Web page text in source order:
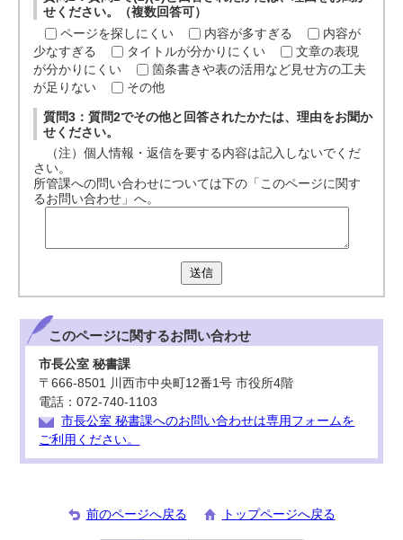
せください。（複数回答可）
ページを探しにくい
内容が多すぎる
内容が
少なすぎる
タイトルが分かりにくい
文章の表現
が分かりにくい
箇条書きや表の活用など見せ方の工夫
が足りない
その他
質問3：質問2でその他と回答されたかたは、理由をお聞か
せください。
（注）個人情報・返信を要する内容は記入しないでくだ
さい。
所管課への問い合わせについては下の「このページに関す
るお問い合わせ」へ。
送信
このページに関するお問い合わせ
市長公室 秘書課
〒666-8501 川西市中央町12番1号 市役所4階
電話：072-740-1103
市長公室 秘書課へのお問い合わせは専用フォームを
ご利用ください。
前のページへ戻る トップページへ戻る